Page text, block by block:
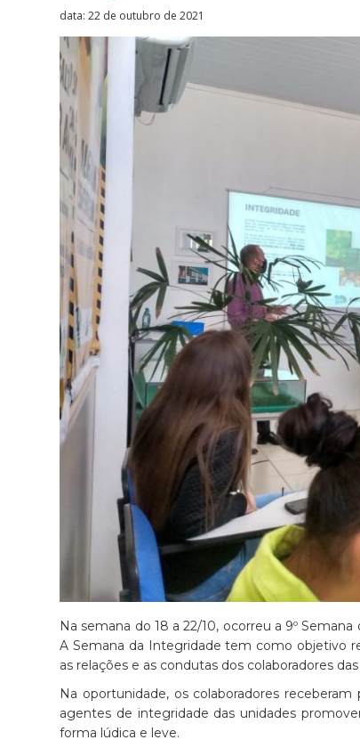
data: 22 de outubro de 2021
Na semana do 18 a 22/10, ocorreu a 9º
A Semana da Integridade tem como objetivo
as relações e as condutas dos colaboradores
Na oportunidade, os colaboradores
agentes de integridade das unidades
forma lúdica e leve.